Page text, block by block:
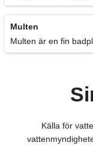
Multen
Multen är en fin
Källa för